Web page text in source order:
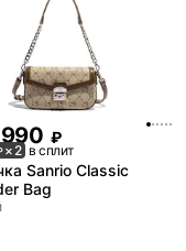
₽
× 2 в сплит
Sanrio Classic
Bag